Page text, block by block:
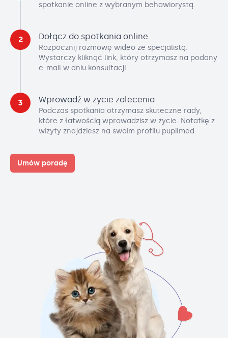
spotkanie online z wybranym behawiorystą.
2 Dołącz do spotkania online
Rozpocznij rozmowę wideo ze specjalistą.
Wystarczy kliknąć link, który otrzymasz na podany
e-mail w dniu konsultacji.
3 Wprowadź w życie zalecenia
Podczas spotkania otrzymasz skuteczne rady,
które z łatwością wprowadzisz w życie. Notatkę z
wizyty znajdziesz na swoim profilu pupilmed.
Umów poradę